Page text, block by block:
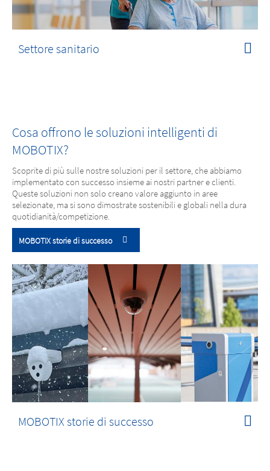
Settore sanitario
Cosa offrono le soluzioni intelligenti di
MOBOTIX?
Scoprite di più sulle nostre soluzioni per il settore, che abbiamo
implementato con successo insieme ai nostri partner e clienti.
Queste soluzioni non solo creano valore aggiunto in aree
selezionate, ma si sono dimostrate sostenibili e globali nella dura
quotidianità/competizione.
MOBOTIX storie di successo
MOBOTIX storie di successo